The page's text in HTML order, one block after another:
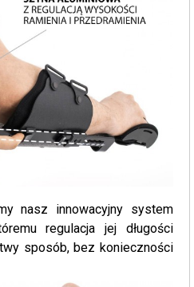
nasz innowacyjny system
regulacja jej długości
sposób, bez konieczności